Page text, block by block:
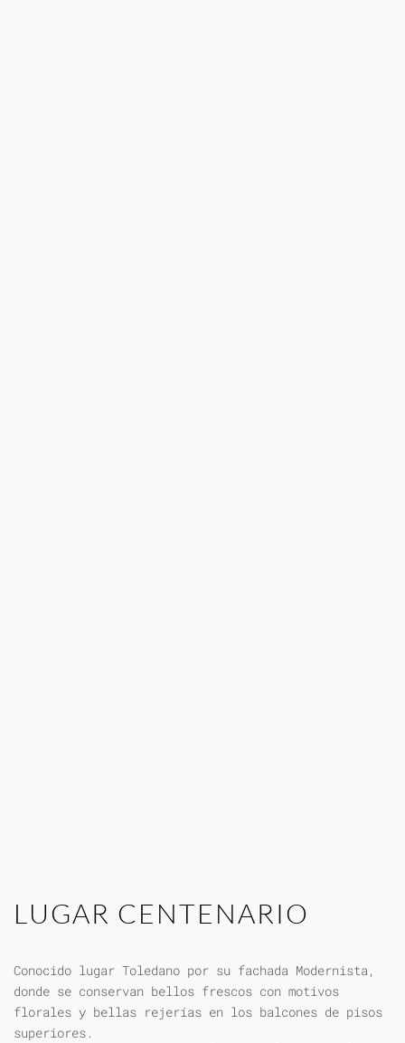
LUGAR CENTENARIO
Conocido lugar Toledano por su fachada Modernista,
donde se conservan bellos frescos con motivos
florales y bellas rejerías en los balcones de pisos
superiores.